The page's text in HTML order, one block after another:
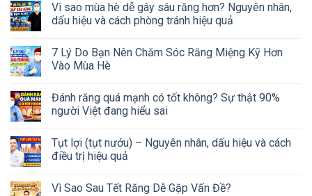
Vì sao mùa hè dễ gây sâu răng hơn? Nguyên nhân,
dấu hiệu và cách phòng tránh hiệu quả
7 Lý Do Bạn Nên Chăm Sóc Răng Miệng Kỹ Hơn
Vào Mùa Hè
Đánh răng quá mạnh có tốt không? Sự thật 90%
người Việt đang hiểu sai
Tụt lợi (tụt nướu) – Nguyên nhân, dấu hiệu và cách
điều trị hiệu quả
Vì Sao Sau Tết Răng Dễ Gặp Vấn Đề?